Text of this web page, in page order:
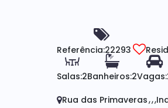
Referência:22293
Salas:2Banheiros:2Vagas:
Rua das Primaveras